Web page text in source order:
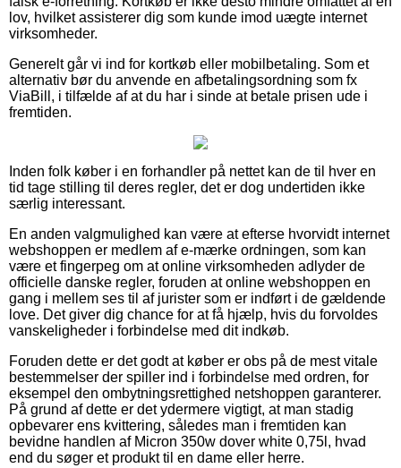
lov, hvilket assisterer dig som kunde imod uægte internet
virksomheder.
Generelt går vi ind for kortkøb eller mobilbetaling. Som et
alternativ bør du anvende en afbetalingsordning som fx
ViaBill, i tilfælde af at du har i sinde at betale prisen ude i
fremtiden.
Inden folk køber i en forhandler på nettet kan de til hver en
tid tage stilling til deres regler, det er dog undertiden ikke
særlig interessant.
En anden valgmulighed kan være at efterse hvorvidt internet
webshoppen er medlem af e-mærke ordningen, som kan
være et fingerpeg om at online virksomheden adlyder de
officielle danske regler, foruden at online webshoppen en
gang i mellem ses til af jurister som er indført i de gældende
love. Det giver dig chance for at få hjælp, hvis du forvoldes
vanskeligheder i forbindelse med dit indkøb.
Foruden dette er det godt at køber er obs på de mest vitale
bestemmelser der spiller ind i forbindelse med ordren, for
eksempel den ombytningsrettighed netshoppen garanterer.
På grund af dette er det ydermere vigtigt, at man stadig
opbevarer ens kvittering, således man i fremtiden kan
bevidne handlen af Micron 350w dover white 0,75l, hvad
end du søger et produkt til en dame eller herre.